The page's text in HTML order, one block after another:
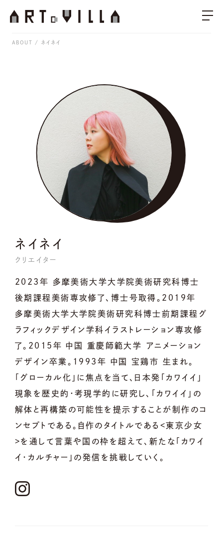
ABOUT ネイネイ
ネイネイ
クリエイター
2023年 多摩美術大学大学院美術研究科博士
後期課程美術専攻修了、博士号取得。2019年
多摩美術大学大学院美術研究科博士前期課程グ
ラフィックデザイン学科イラストレーション専攻修
了。2015年 中国 重慶師範大学 アニメーション
デザイン卒業。1993年 中国 宝鶏市 生まれ。
「グローカル化」に焦点を当て、日本発「カワイイ」
現象を歴史的・考現学的に研究し、「カワイイ」の
解体と再構築の可能性を提示することが制作のコ
ンセプトである。自作のタイトルである<東京少女
>を通して言葉や国の枠を超えて、新たな「カワイ
イ・カルチャー」の発信を挑戦していく。